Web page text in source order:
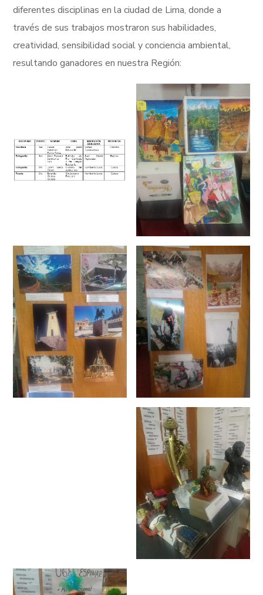
diferentes disciplinas en la ciudad de Lima, donde a
través de sus trabajos mostraron sus habilidades,
creatividad, sensibilidad social y conciencia ambiental,
resultando ganadores en nuestra Región: